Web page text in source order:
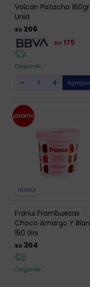
Volcan Pistacho
Unid
$U 206
$U 175
Cargando ...
- +
FRANUI
Franui Frambuesas
Choco Amargo Y
150 Grs
$U 304
Cargando ...